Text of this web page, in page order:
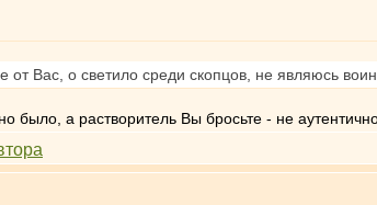
Вас, о светило среди скопцов, не являюсь
а растворитель Вы бросьте - не